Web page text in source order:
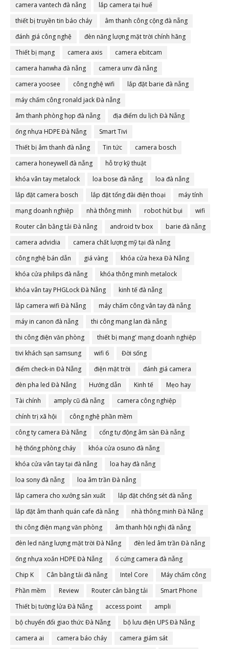
camera vantech đà nẵng
lắp camera tại huế
thiết bị truyền tin báo cháy
âm thanh công cộng đà nẵng
đánh giá công nghệ
đèn năng lượng mặt trời chính hãng
Thiết bị mạng
camera axis
camera ebitcam
camera hanwha đà nẵng
camera unv đà nẵng
camera yoosee
công nghệ wifi
lắp đặt barie đà nẵng
máy chấm công ronald jack Đà nẵng
âm thanh phòng họp đà nẵng
địa điểm du lịch Đà Nẵng
ống nhựa HDPE Đà Nẵng
Smart Tivi
Thiết bị âm thanh đà nẵng
Tin tức
camera bosch
camera honeywell đà nẵng
hỗ trợ kỹ thuật
khóa vân tay metalock
loa bose đà nẵng
loa đà nẵng
lắp đặt camera bosch
lắp đặt tổng đài điện thoại
máy tính
mạng doanh nghiệp
nhà thông minh robot hút bụi
wifi
Router cân bằng tải Đà nẵng
android tv box
barie đà nẵng
camera advidia
camera chất lượng mỹ tại đà nẵng
công nghệ bán dẫn
giá vàng
khóa cửa hexa Đà Nẵng
khóa cửa philips đà nẵng
khóa thông minh metalock
khóa vân tay PHGLock Đà Nẵng
kinh tế đà nẵng
lắp camera wifi Đà Nẵng
máy chấm công vân tay đà nẵng
máy in canon đà nẵng
thi công mạng lan đà nẵng
thi công điện văn phòng
thiết bị mạng' mạng doanh nghiệp
tivi khách sạn samsung
wifi 6
Đời sống
điểm check-in Đà Nẵng
điện mặt trời
đánh giá camera
đèn pha led Đà Nẵng
Hướng dẫn Kinh tế
Mẹo hay
Tài chính
amply cũ đà nẵng
camera công nghiệp
chính trị xã hội
công nghệ phần mềm
công ty camera Đà Nẵng
cổng tự động âm sàn Đà nẵng
hệ thống phòng cháy
khóa cửa osuno đà nẵng
khóa cửa vân tay tại đà nẵng
loa hay đà nẵng
loa sony đà nẵng
loa âm trần Đà nẵng
lắp camera cho xưởng sản xuất
lắp đặt chống sét đà nẵng
lắp đặt âm thanh quán cafe đà nẵng
nhà thông minh Đà Nẵng
thi công điện mạng văn phòng
âm thanh hội nghị đà nẵng
đèn led năng lượng mặt trời Đà Nẵng
đèn led âm trần Đà nẵng
ống nhựa xoắn HDPE Đà Nẵng
ổ cứng camera đà nẵng
Chip K
Cân bằng tải đà nẵng Intel Core
Máy chấm công
Phần mềm
Review Router cân bằng tải
Smart Phone
Thiết bị tường lửa Đà Nẵng
access point
ampli
bộ chuyển đổi giao thức Đà Nẵng
bộ lưu điện UPS Đà Nẵng
camera ai
camera báo cháy
camera giám sát